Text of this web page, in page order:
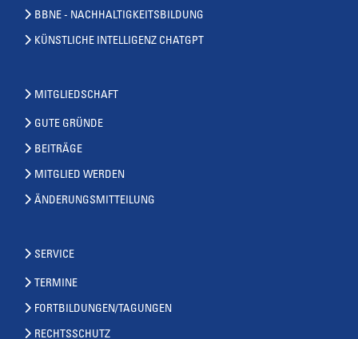
BBNE - NACHHALTIGKEITSBILDUNG
KÜNSTLICHE INTELLIGENZ CHATGPT
MITGLIEDSCHAFT
GUTE GRÜNDE
BEITRÄGE
MITGLIED WERDEN
ÄNDERUNGSMITTEILUNG
SERVICE
TERMINE
FORTBILDUNGEN/TAGUNGEN
RECHTSSCHUTZ